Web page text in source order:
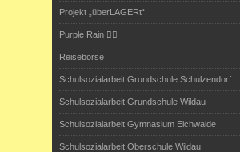
Projekt „überLAGERt“
Purple Rain 🏳️‍🌈
Reisebörse
Schulsozialarbeit Grundschule Schulzendorf
Schulsozialarbeit Grundschule Wildau
Schulsozialarbeit Gymnasium Eichwalde
Schulsozialarbeit Oberschule Wildau